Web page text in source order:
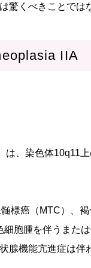
驚くべきことでは
IIA
は、染色体10q11
様癌（MTC）、
胞腫を伴うまた
腺機能亢進症は